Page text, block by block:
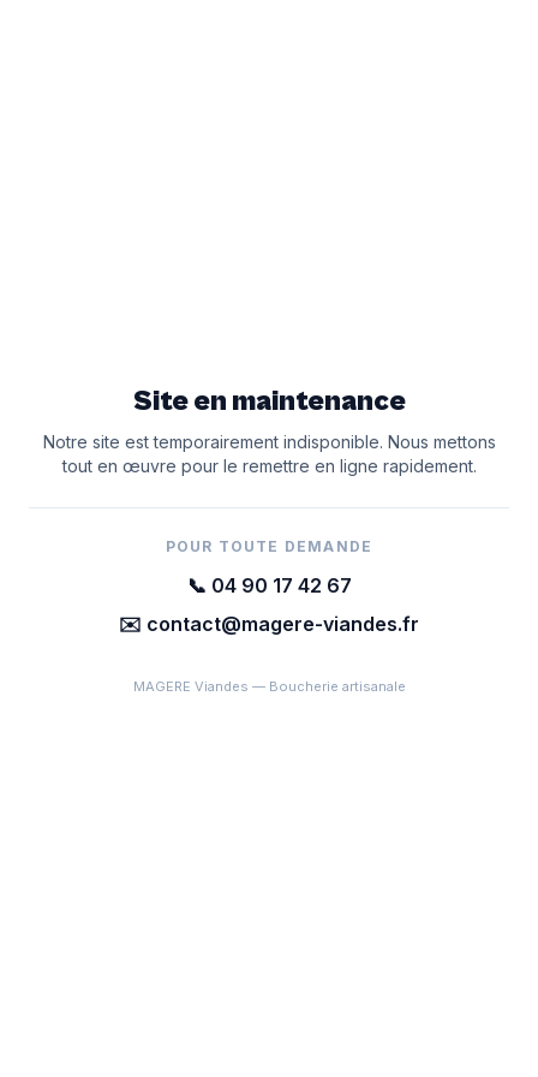
Site en maintenance
Notre site est temporairement indisponible. Nous mettons
tout en œuvre pour le remettre en ligne rapidement.
POUR TOUTE DEMANDE
📞 04 90 17 42 67
✉️ contact@magere-viandes.fr
MAGERE Viandes — Boucherie artisanale